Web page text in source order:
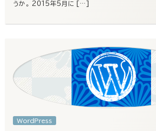
うか。 2015年5月に […]
WordPress